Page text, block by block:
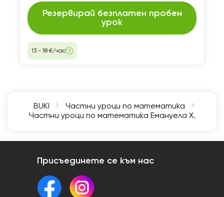
Резервирай безплатен пробен
урок
13 - 18 €/час
BUKI
Частни уроци по математика
Частни уроци по математика Емануела Х.
Присъединете се към нас